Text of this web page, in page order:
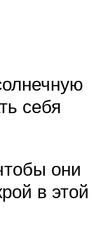
себя
они
в этой